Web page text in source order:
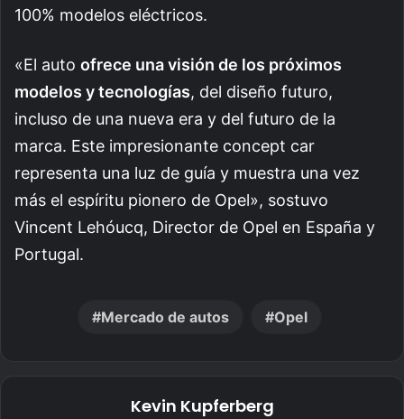
100% modelos eléctricos.
«El auto ofrece una visión de los próximos
modelos y tecnologías, del diseño futuro,
incluso de una nueva era y del futuro de la
marca. Este impresionante concept car
representa una luz de guía y muestra una vez
más el espíritu pionero de Opel», sostuvo
Vincent Lehóucq, Director de Opel en España y
Portugal.
Mercado de autos Opel
Kevin Kupferberg